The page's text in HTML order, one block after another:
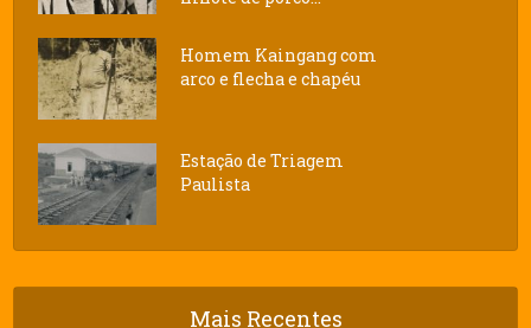
Homem Kaingang com
arco e flecha e chapéu
Estação de Triagem
Paulista
Mais Recentes